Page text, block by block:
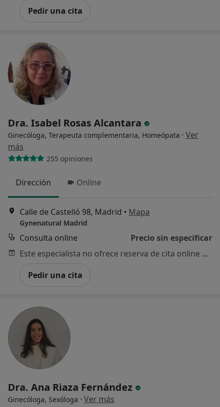
Pedir una cita
Dra. Isabel Rosas Alcantara
Ginecóloga, Terapeuta complementaria, Homeópata · Ver
más
255 opiniones
Dirección Online
Calle de Castelló 98, Madrid • Mapa
Gynenatural Madrid
Consulta online
Precio sin especificar
Este especialista no ofrece reserva de cita online en esta dirección.
Pedir una cita
Dra. Ana Riaza Fernández
Ginecóloga, Sexóloga · Ver más